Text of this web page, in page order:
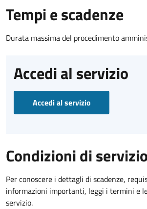
Tempi e scadenze
Durata massima del procedimento
Accedi al servizio
Accedi al servizio
Condizioni di servizio
Per conoscere i dettagli di scadenze,
informazioni importanti, leggi i termini e
servizio.